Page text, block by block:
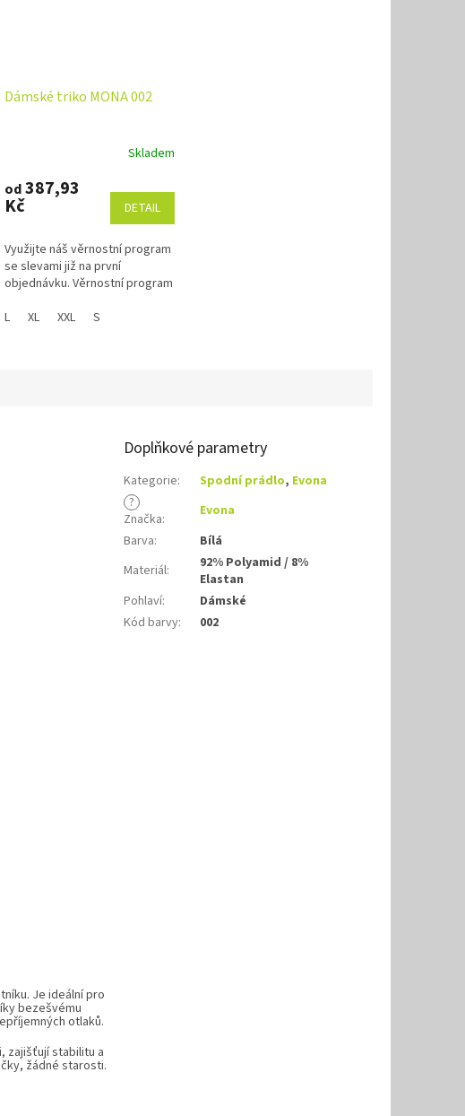
Dámské triko MONA 002
Skladem
od387,93
Kč DETAIL
Využijte náš věrnostní program
se slevami již na první
objednávku. Věrnostní program
L
XL XXL S
Je ideální pro
bezešvému
otlaků.
zajišťují stabilitu a
žádné starosti.
Doplňkové parametry
Kategorie: Spodní prádlo, Evona
?
Značka:
Evona
Barva:
Bílá
Materiál:
92% Polyamid / 8%
Elastan
Pohlaví:
Dámské
Kód barvy: 002